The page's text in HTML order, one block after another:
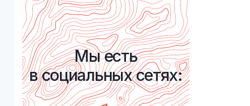
Мы есть
в социальных сетях: